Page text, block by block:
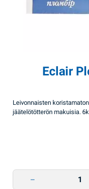
Eclair
Leivonnaisten
jäätelötötterön makuisia.